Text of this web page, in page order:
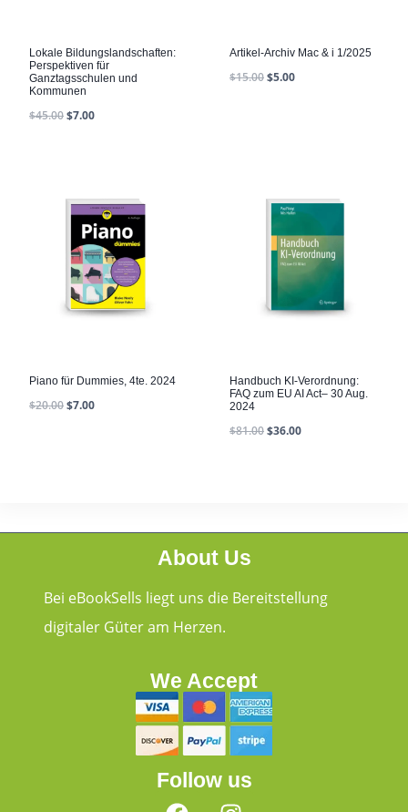
Lokale Bildungslandschaften:
Perspektiven für
Ganztagsschulen und
Kommunen
$45.00$7.00
Artikel-Archiv Mac & i 1/2025
$15.00$5.00
Piano für Dummies, 4te. 2024
$20.00$7.00
Handbuch KI-Verordnung:
FAQ zum EU AI Act– 30 Aug.
2024
$81.00$36.00
About Us
Bei eBookSells liegt uns die Bereitstellung
digitaler Güter am Herzen.
We Accept
Follow us